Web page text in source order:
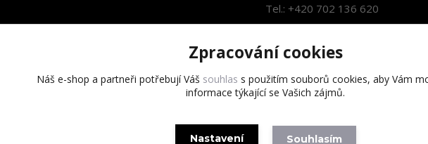
Tel.: +420 702 136 620
Copyright 2020 BrandsCapital s.r.o.
Zpracování cookies
Náš e-shop a partneři potřebují Váš souhlas s použitím souborů cookies, aby Vám
informace týkající se Vašich zájmů.
Nastavení Souhlasím